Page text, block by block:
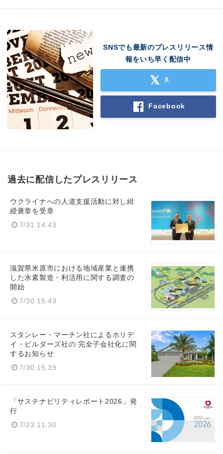
SNSでも最新のプレスリリース情
報をいち早く配信中
X
Facebook
過去に配信したプレスリリース
ウクライナへの人道支援活動に対し紺
綬褒章を受章
7/31 14:43
滋賀県米原市における地域産業と連携
した水素製造・利活用に関する調査の
開始
7/30 15:43
スタンレー・マーチン社によるホリデ
イ・ビルダーズ社の 完全子会社化に関
するお知らせ
7/30 15:39
「サステナビリティレポート2026」発
行
7/23 11:30